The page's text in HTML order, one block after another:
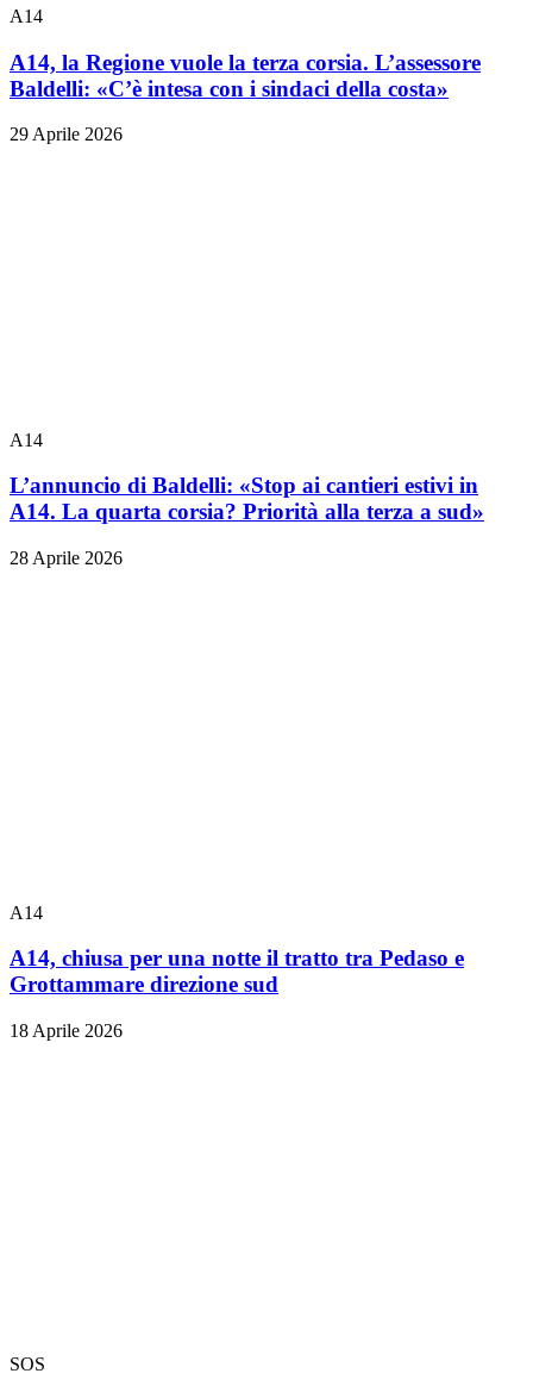
A14
A14, la Regione vuole la terza corsia. L’assessore
Baldelli: «C’è intesa con i sindaci della costa»
29 Aprile 2026
A14
L’annuncio di Baldelli: «Stop ai cantieri estivi in
A14. La quarta corsia? Priorità alla terza a sud»
28 Aprile 2026
A14
A14, chiusa per una notte il tratto tra Pedaso e
Grottammare direzione sud
18 Aprile 2026
SOS